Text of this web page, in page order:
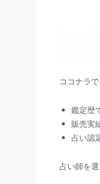
ココナラ
鑑定歴
販売実
占い認
占い師を